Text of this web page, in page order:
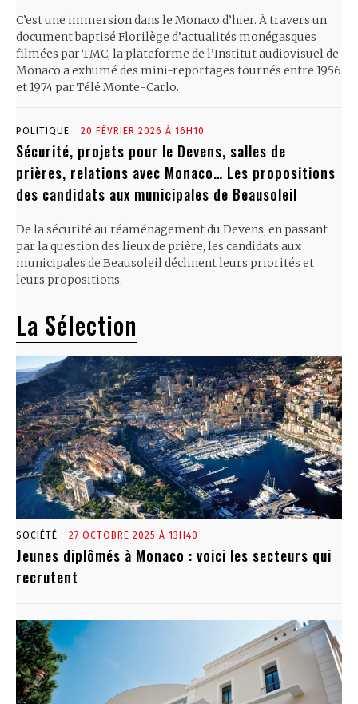
C’est une immersion dans le Monaco d’hier. À travers un
document baptisé Florilège d’actualités monégasques
filmées par TMC, la plateforme de l’Institut audiovisuel de
Monaco a exhumé des mini-reportages tournés entre 1956
et 1974 par Télé Monte-Carlo.
POLITIQUE 20 FÉVRIER 2026 À 16H10
Sécurité, projets pour le Devens, salles de
prières, relations avec Monaco… Les propositions
des candidats aux municipales de Beausoleil
De la sécurité au réaménagement du Devens, en passant
par la question des lieux de prière, les candidats aux
municipales de Beausoleil déclinent leurs priorités et
leurs propositions.
La Sélection
SOCIÉTÉ 27 OCTOBRE 2025 À 13H40
Jeunes diplômés à Monaco : voici les secteurs qui
recrutent